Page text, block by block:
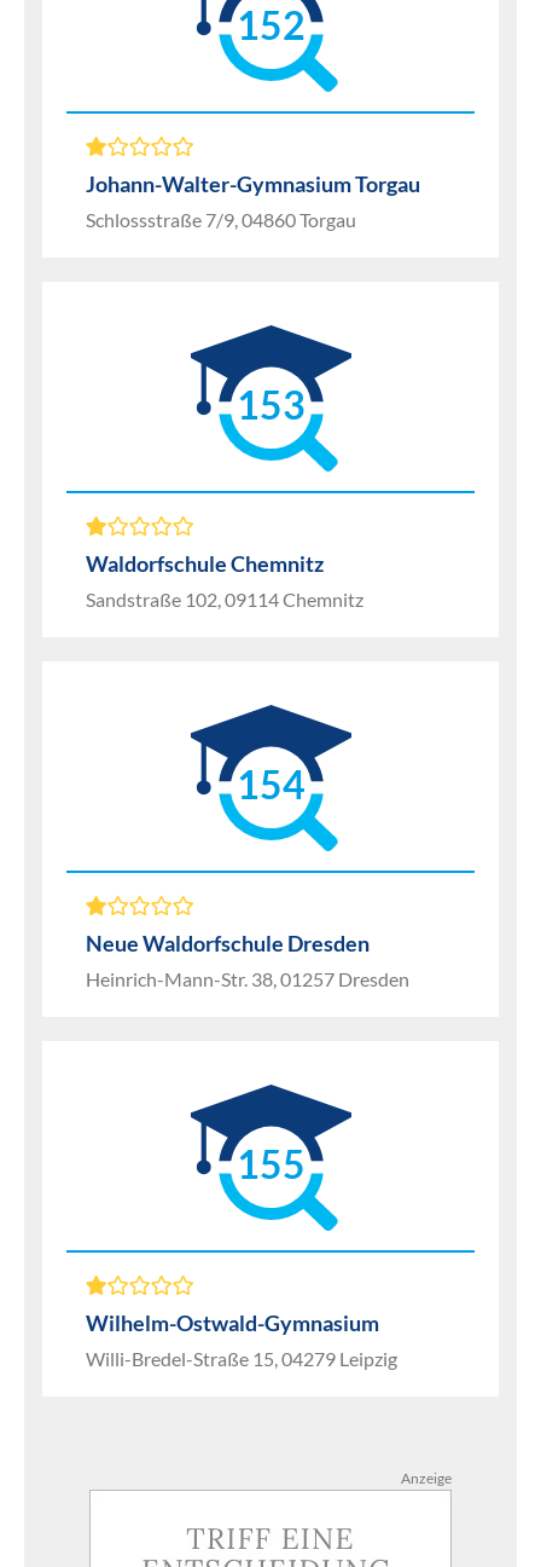
152
Johann-Walter-Gymnasium Torgau
Schlossstraße 7/9, 04860 Torgau
153
Waldorfschule Chemnitz
Sandstraße 102, 09114 Chemnitz
154
Neue Waldorfschule Dresden
Heinrich-Mann-Str. 38, 01257 Dresden
155
Wilhelm-Ostwald-Gymnasium
Willi-Bredel-Straße 15, 04279 Leipzig
Anzeige